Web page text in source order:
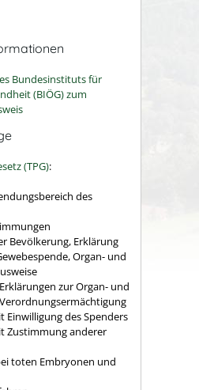
Bundesinstituts für
(BIÖG) zum
(TPG):
des
Bevölkerung, Erklärung
Organ- und
zur Organ- und
Einwilligung des Spenders
Zustimmung anderer
toten Embryonen und